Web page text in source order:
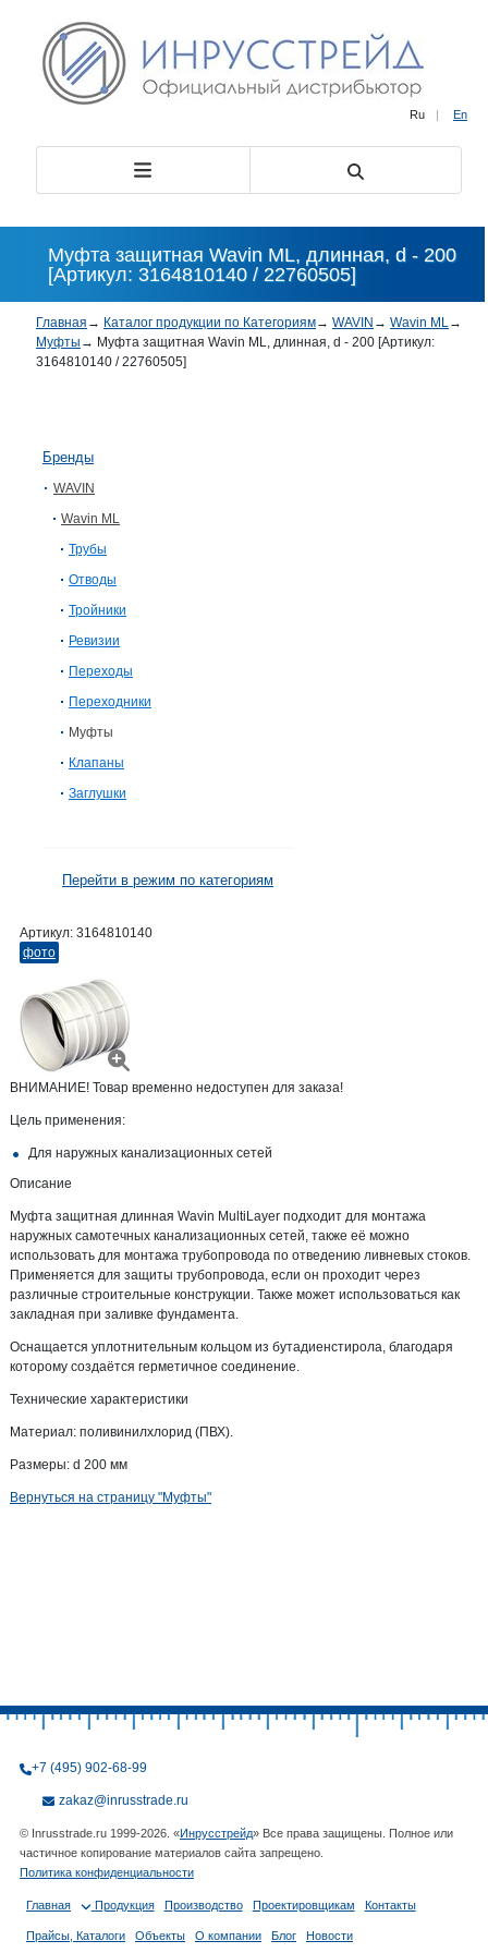
Ru | En
Муфта защитная Wavin ML, длинная, d - 200
[Артикул: 3164810140 / 22760505]
Главная → Каталог продукции по Категориям→ WAVIN → Wavin ML→
Муфты → Муфта защитная Wavin ML, длинная, d - 200 [Артикул:
3164810140 / 22760505]
Бренды
WAVIN
Wavin ML
Трубы
Отводы
Тройники
Ревизии
Переходы
Переходники
Муфты
Клапаны
Заглушки
Перейти в режим по категориям
Артикул: 3164810140
фото
ВНИМАНИЕ! Товар временно недоступен для заказа!
Цель применения:
Для наружных канализационных сетей
Описание
Муфта защитная длинная Wavin MultiLayer подходит для монтажа
наружных самотечных канализационных сетей, также её можно
использовать для монтажа трубопровода по отведению ливневых стоков.
Применяется для защиты трубопровода, если он проходит через
различные строительные конструкции. Также может использоваться как
закладная при заливке фундамента.
Оснащается уплотнительным кольцом из бутадиенстирола, благодаря
которому создаётся герметичное соединение.
Технические характеристики
Материал: поливинилхлорид (ПВХ).
Размеры: d 200 мм
Вернуться на страницу "Муфты"
+7 (495) 902-68-99
zakaz@inrusstrade.ru
© Inrusstrade.ru 1999-2026. «Инрусстрейд» Все права защищены. Полное или
частичное копирование материалов сайта запрещено.
Политика конфиденциальности
Главная Продукция Производство Проектировщикам Контакты
Прайсы, Каталоги Объекты О компании Блог Новости